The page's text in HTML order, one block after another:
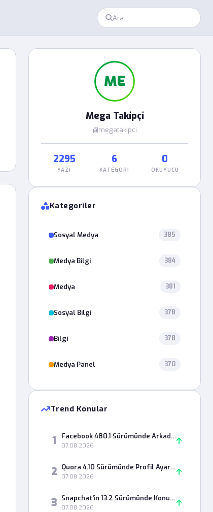
ME
Mega Takipçi
@megatakipci
2295
YAZI
6
KATEGORI
0
OKUYUCU
Kategoriler
Sosyal Medya 385
Medya Bilgi 384
Medya 381
Sosyal Bilgi 378
Bilgi 378
Medya Panel 370
Trend Konular
1 Facebook 480.1 Sürümünde Arkadaşlık İsteği Gönderirken Neden Hata Alıyorum?
07.08.2026
2 Quora 4.10 Sürümünde Profil Ayarları Neden Kaydedilmiyor?
07.08.2026
3 Snapchat'in 13.2 Sürümünde Konum Haritası Neden Açılmıyor?
07.08.2026